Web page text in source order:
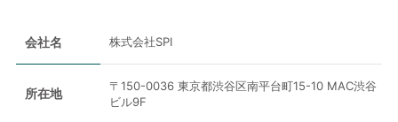
会社名 株式会社SPI
所在地
〒150-0036 東京都渋谷区南平台町15-10 MAC渋谷
ビル9F